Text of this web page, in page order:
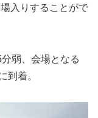
入りすることがで
弱、会場となる
到着。